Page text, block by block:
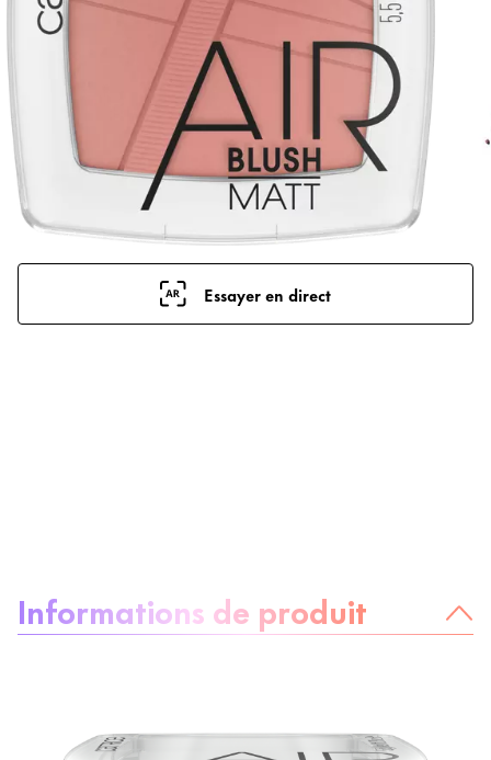
Essayer en direct
Informations de produit